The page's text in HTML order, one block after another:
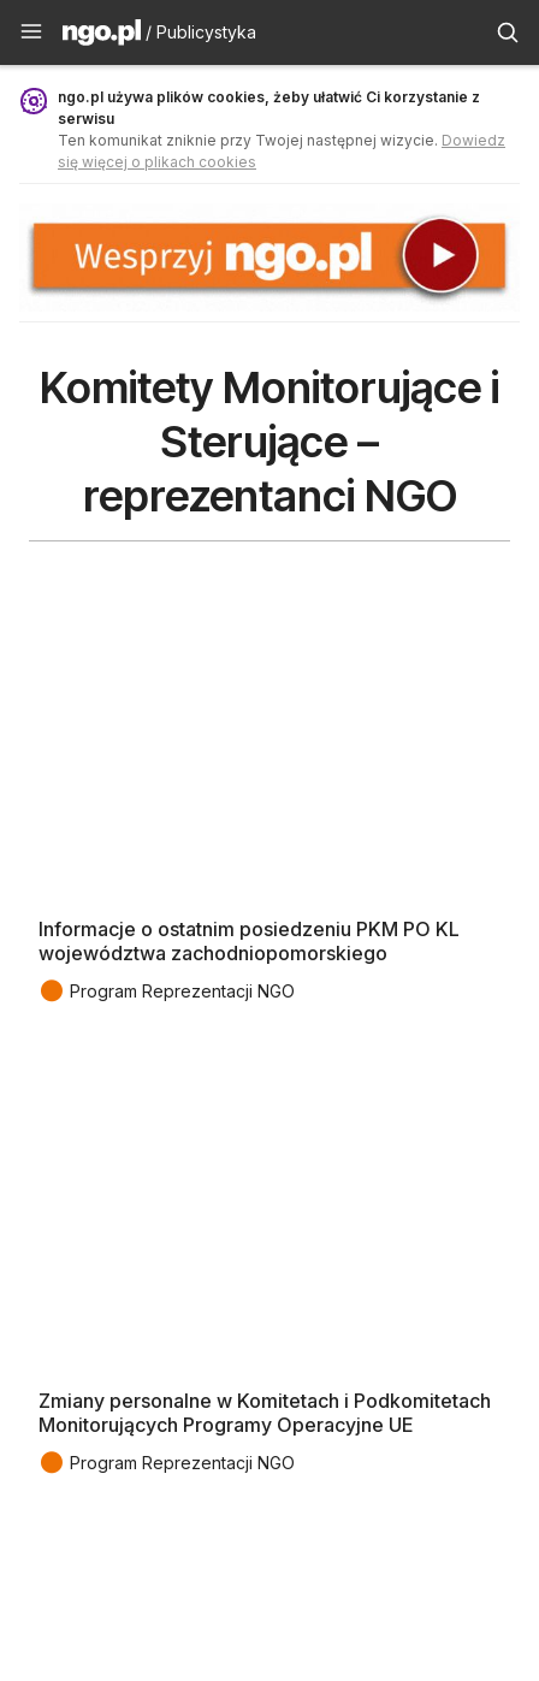
Publicystyka - ngo.pl
/ Publicystyka
ngo.pl używa plików cookies, żeby ułatwić Ci korzystanie z
serwisu
Ten komunikat zniknie przy Twojej następnej wizycie. Dowiedz
się więcej o plikach cookies
Komitety Monitorujące i
Sterujące –
reprezentanci NGO
Informacje o ostatnim posiedzeniu PKM PO KL
województwa zachodniopomorskiego
● Program Reprezentacji NGO
Zmiany personalne w Komitetach i Podkomitetach
Monitorujących Programy Operacyjne UE
● Program Reprezentacji NGO